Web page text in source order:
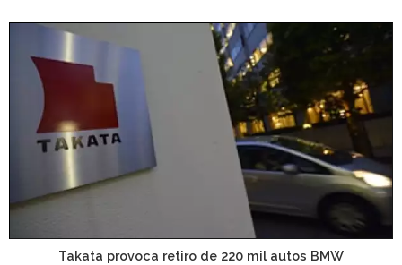
Takata provoca retiro de 220 mil autos BMW